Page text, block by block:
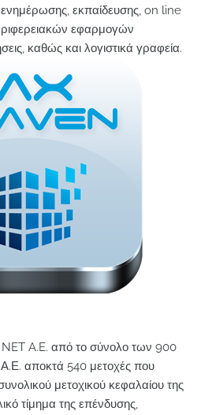
εκπαίδευσης, on line
εφαρμογών
καθώς και λογιστικά γραφεία.
A.E. από το σύνολο των 900
αποκτά 540 μετοχές που
μετοχικού κεφαλαίου της
τίμημα της επένδυσης,